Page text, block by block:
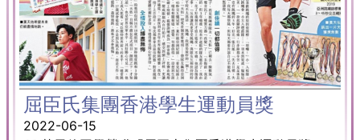
屈臣氏集團香港學生運動員獎
2022-06-15